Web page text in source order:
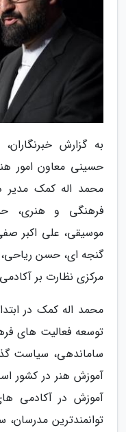
به گزارش
حسینی معاون امور
محمد اله کمک مدیر
فرهنگی و هنری،
موسیقی، علی اکبر
گنجه ای، حسن ریاحی،
مرکزی نظارت بر
محمد اله کمک در
توسعه فعالیت های
ساماندهی، سیاست
آموزش هنر در کشور
آموزش در آکادمی
توانمندترین مدرسان،